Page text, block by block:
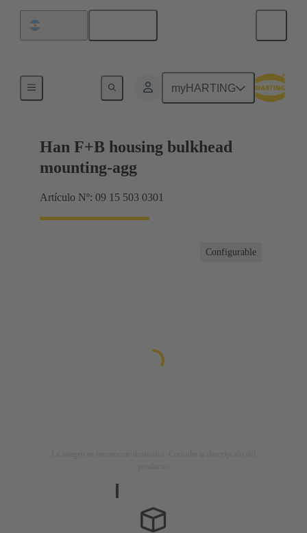
myHARTING
Han F+B housing bulkhead
mounting-agg
Artículo Nº: 09 15 503 0301
Configurable